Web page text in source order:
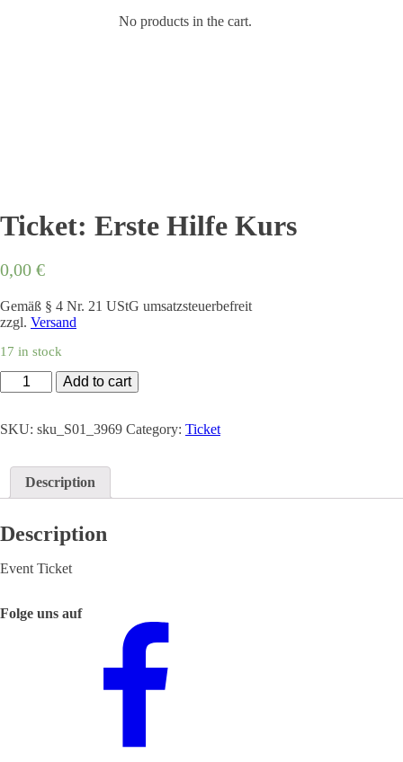
No products in the cart.
Ticket: Erste Hilfe Kurs
0,00 €
Gemäß § 4 Nr. 21 UStG umsatzsteuerbefreit
zzgl. Versand
17 in stock
Ticket:
Erste
Kurs
Add to cart
SKU: sku_S01_3969 Category: Ticket
Description
Description
Event Ticket
Folge uns auf